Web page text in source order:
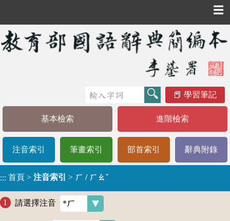
☰
學習筆記
基本檢索 進階檢索
注音索引 筆畫索引 部首索引 辭典附錄
::: 首頁 > 注音索引 > ㄏ / ㄏㄠˇ
請選擇注音